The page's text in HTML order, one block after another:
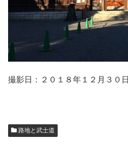
撮影日：２０１８年１２月３０日
路地と武士道